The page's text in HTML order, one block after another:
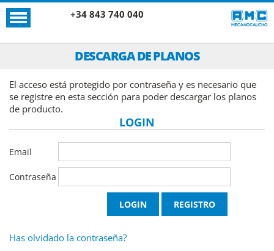
+34 843 740 040
DESCARGA DE PLANOS
El acceso está protegido por contraseña y es necesario que
se registre en esta sección para poder descargar los planos
de producto.
LOGIN
Email
Contraseña
Has olvidado la contraseña?